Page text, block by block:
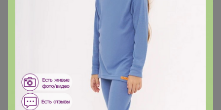
Показаны записи 1-4